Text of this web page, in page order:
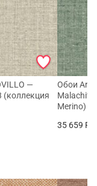
—
(коллекция
Обои
Malachite
Merino)
35 659